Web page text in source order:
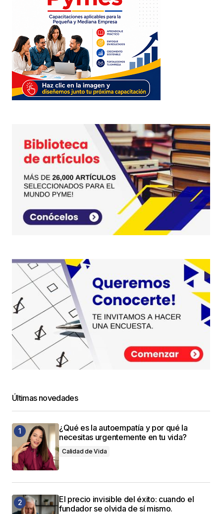
Últimas novedades
¿Qué es la autoempatía y por qué la
necesitas urgentemente en tu vida?
Calidad de Vida
El precio invisible del éxito: cuando el
fundador se olvida de sí mismo.